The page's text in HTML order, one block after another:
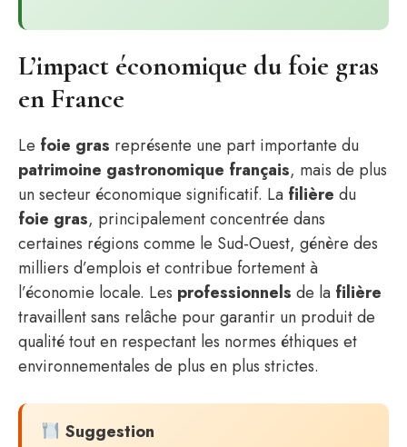
L’impact économique du foie gras
en France
Le foie gras représente une part importante du
patrimoine gastronomique français, mais de plus
un secteur économique significatif. La filière du
foie gras, principalement concentrée dans
certaines régions comme le Sud-Ouest, génère des
milliers d’emplois et contribue fortement à
l’économie locale. Les professionnels de la filière
travaillent sans relâche pour garantir un produit de
qualité tout en respectant les normes éthiques et
environnementales de plus en plus strictes.
Suggestion